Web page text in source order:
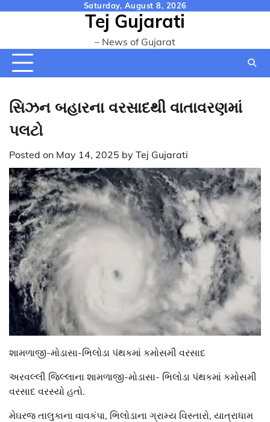
Saturday, August 8, 2026
Tej Gujarati
– News of Gujarat
સિઝન બહારના વરસાદથી વાતાવરણમાં
પલટો
Posted on May 14, 2025 by Tej Gujarati
શામળાજી-મોડાસા-ભિલોડા પંથકમાં કમોસમી વરસાદ
અરવલ્લી જિલ્લાના શામળાજી-મોડાસા- ભિલોડા પંથકમાં કમોસમી
વરસાદ વરસ્યો હતો.
મેઘરજ તાલુકાના વાવકંપા, ભિલોડાના ગ્રામ્ય વિસ્તારો, યાત્રાધામ